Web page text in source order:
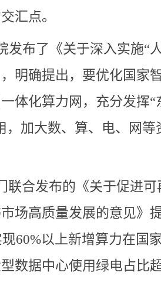
汇点。
发布了《关于深入实施“
明确提出，要优化国家
体化算力网，充分发挥“
，加大数、算、电、网等
联合发布的《关于促进可
场高质量发展的意见》
60%以上新增算力在国
数据中心使用绿电占比